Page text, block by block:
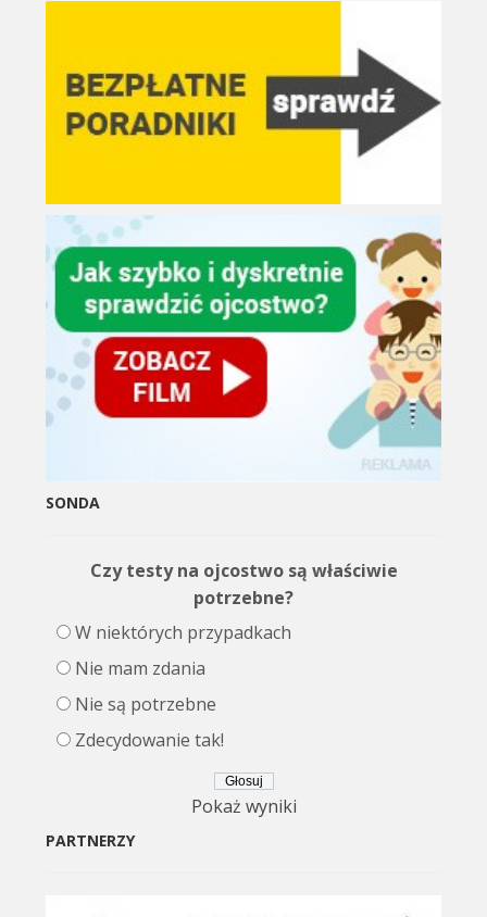
SONDA
Czy testy na ojcostwo są właściwie
potrzebne?
W niektórych przypadkach
Nie mam zdania
Nie są potrzebne
Zdecydowanie tak!
Pokaż wyniki
PARTNERZY